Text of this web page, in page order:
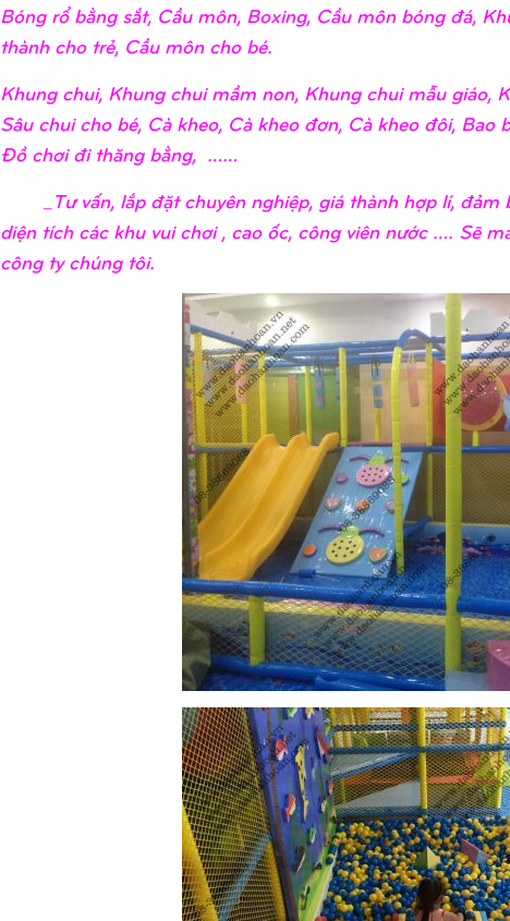
Bóng rổ bằng sắt, Cầu môn, Boxing, Cầu môn bóng đá,
thành cho trẻ, Cầu môn cho bé.
Khung chui, Khung chui mầm non, Khung chui mẫu giáo,
Sâu chui cho bé, Cà kheo, Cà kheo đơn, Cà kheo đôi,
Đồ chơi đi thăng bằng, ……
_Tư vấn, lắp đặt chuyên nghiệp, giá thành hợp lí, đảm
diện tích các khu vui chơi , cao ốc, công viên nước …. Sẽ
công ty chúng tôi.